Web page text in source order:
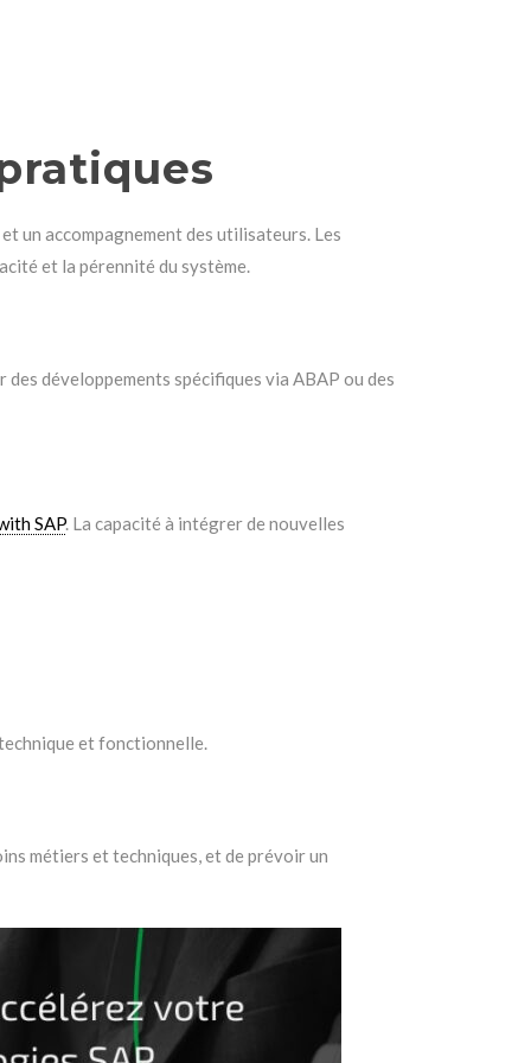
un accompagnement des utilisateurs. Les
et la pérennité du système.
développements spécifiques via ABAP ou des
SAP. La capacité à intégrer de nouvelles
et fonctionnelle.
métiers et techniques, et de prévoir un